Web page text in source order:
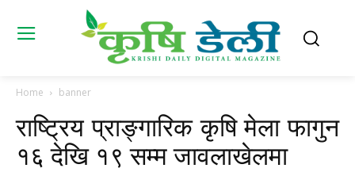
Home banner
राष्ट्रिय प्राङ्गारिक कृषि मेला फागुन
१६ देखि १९ सम्म जावलाखेलमा